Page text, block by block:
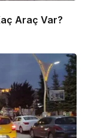
Araç Var?